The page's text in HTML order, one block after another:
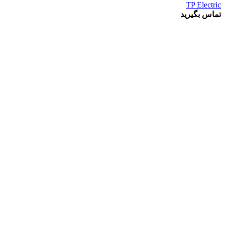
TP Electric
تماس بگیرید